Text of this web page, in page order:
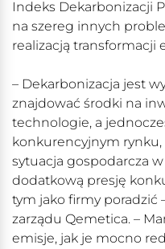
Indeks Dekarbonizacji
na szereg innych
realizacją transformacji
– Dekarbonizacja jest
znajdować środki na
technologie, a
konkurencyjnym
sytuacja gospodarcza
dodatkową presję
tym jako firmy poradzić
zarządu Qemetica. –
emisje, jak je mocno